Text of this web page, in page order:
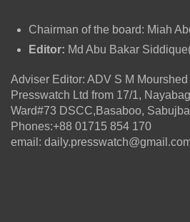
Chairman of the board: Miah
Editor: Md Abu Bakar
Adviser Editor: ADV S M
Presswatch Ltd from 17/1,
Ward#73 DSCC,Basaboo,
Phones:+88 01715 854 170
email: